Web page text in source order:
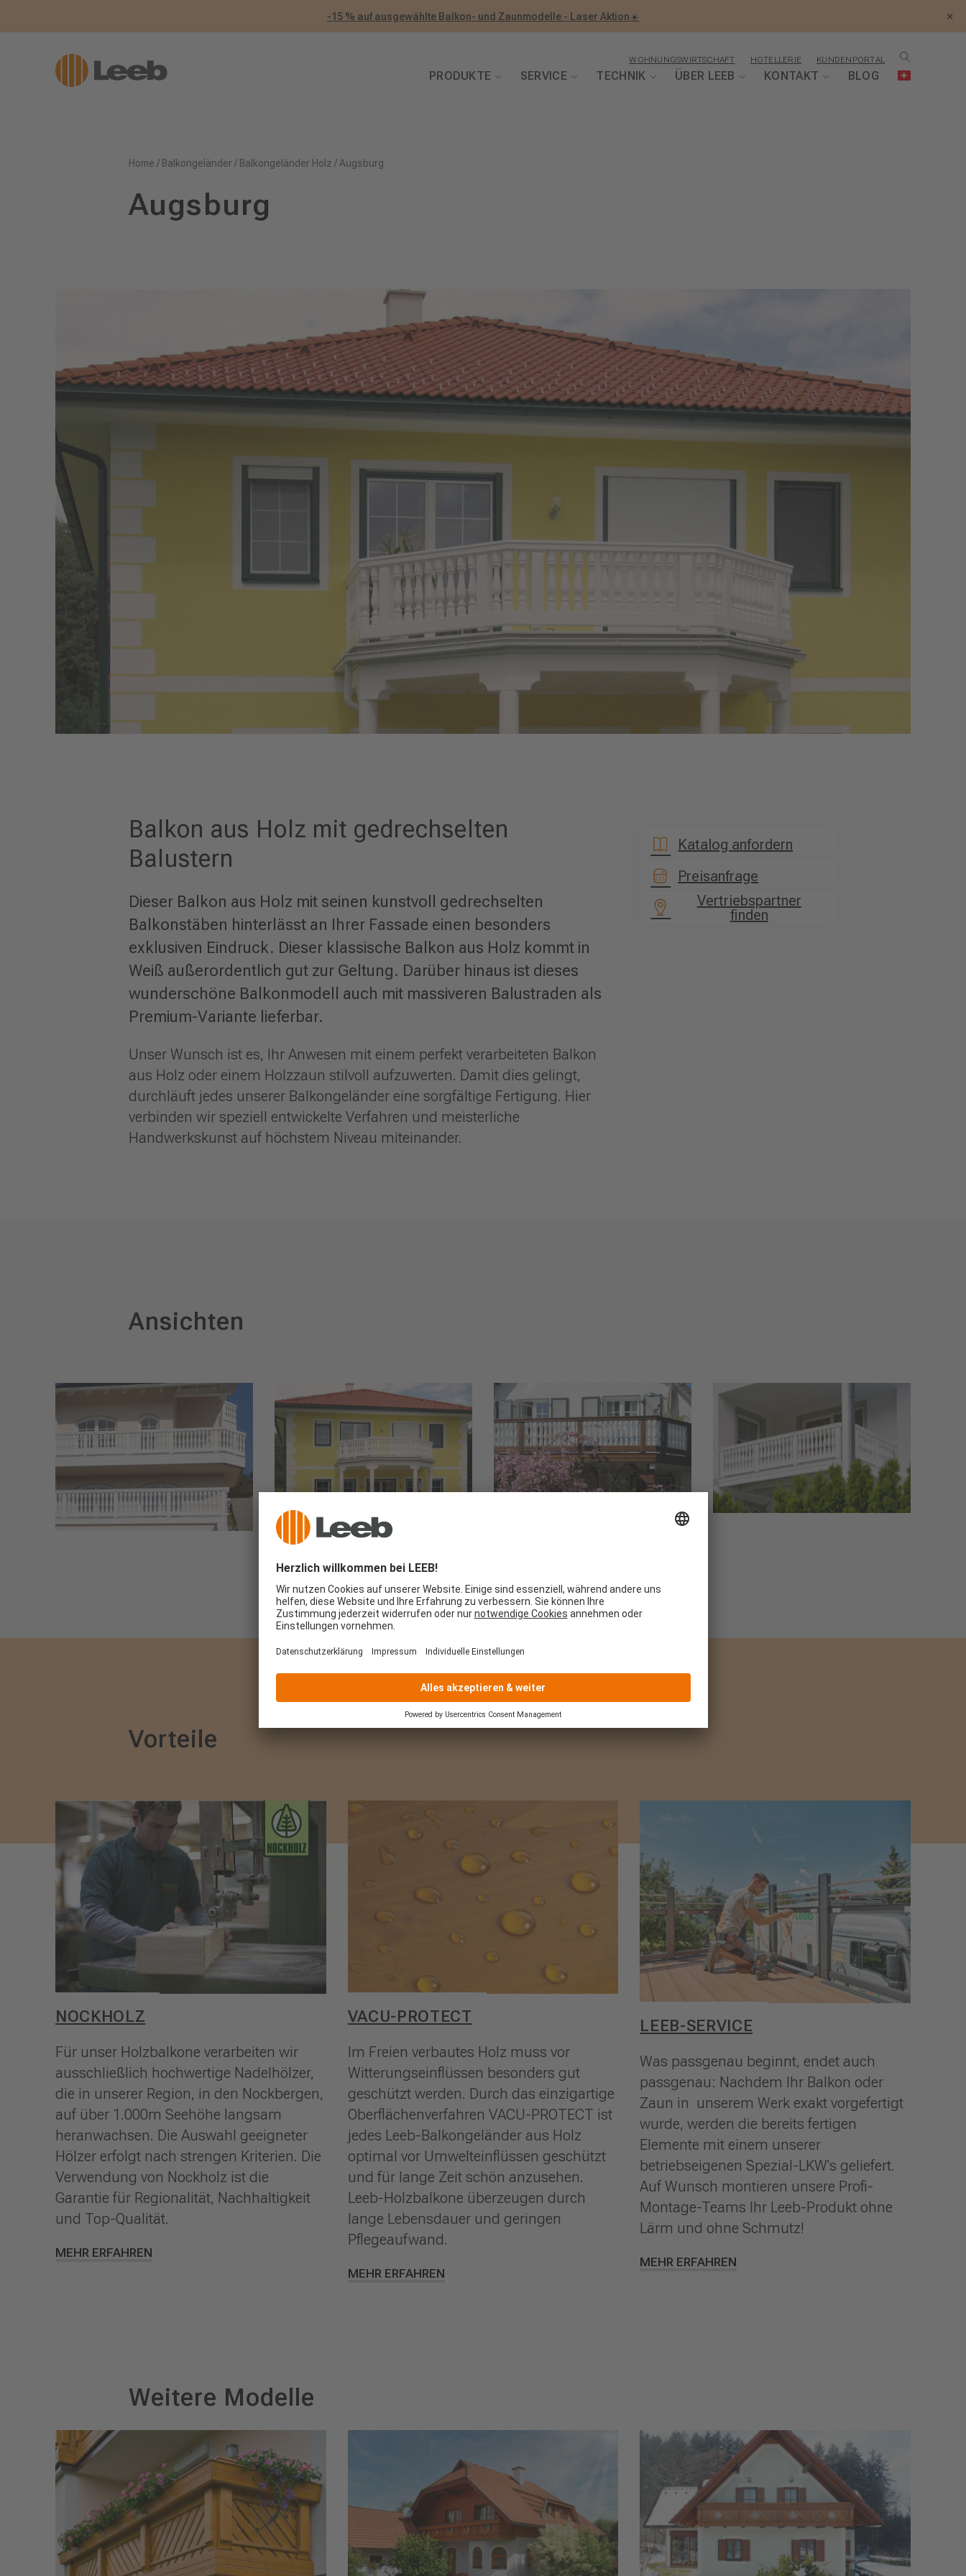
-15 % auf ausgewählte Balkon- und Zaunmodelle - Laser Aktion☀️ ×
WOHNUNGSWIRTSCHAFT HOTELLERIE KUNDENPORTAL
PRODUKTE SERVICE TECHNIK ÜBER LEEB KONTAKT BLOG
Home / Balkongeländer / Balkongeländer Holz / Augsburg
Augsburg
Balkon aus Holz mit gedrechselten
Balustern
Dieser Balkon aus Holz mit seinen kunstvoll gedrechselten
Balkonstäben hinterlässt an Ihrer Fassade einen besonders
exklusiven Eindruck. Dieser klassische Balkon aus Holz kommt in
Weiß außerordentlich gut zur Geltung. Darüber hinaus ist dieses
wunderschöne Balkonmodell auch mit massiveren Balustraden als
Premium-Variante lieferbar.
Unser Wunsch ist es, Ihr Anwesen mit einem perfekt verarbeiteten Balkon
aus Holz oder einem Holzzaun stilvoll aufzuwerten. Damit dies gelingt,
durchläuft jedes unserer Balkongeländer eine sorgfältige Fertigung. Hier
verbinden wir speziell entwickelte Verfahren und meisterliche
Handwerkskunst auf höchstem Niveau miteinander.
Katalog anfordern
Preisanfrage
Vertriebspartner
finden
Ansichten
Vorteile
NOCKHOLZ
Für unser Holzbalkone verarbeiten wir
ausschließlich hochwertige Nadelhölzer,
die in unserer Region, in den Nockbergen,
auf über 1.000m Seehöhe langsam
heranwachsen. Die Auswahl geeigneter
Hölzer erfolgt nach strengen Kriterien. Die
Verwendung von Nockholz ist die
Garantie für Regionalität, Nachhaltigkeit
und Top-Qualität.
MEHR ERFAHREN
VACU-PROTECT
Im Freien verbautes Holz muss vor
Witterungseinflüssen besonders gut
geschützt werden. Durch das einzigartige
Oberflächenverfahren VACU-PROTECT ist
jedes Leeb-Balkongeländer aus Holz
optimal vor Umwelteinflüssen geschützt
und für lange Zeit schön anzusehen.
Leeb-Holzbalkone überzeugen durch
lange Lebensdauer und geringen
Pflegeaufwand.
MEHR ERFAHREN
LEEB-SERVICE
Was passgenau beginnt, endet auch
passgenau: Nachdem Ihr Balkon oder
Zaun in unserem Werk exakt vorgefertigt
wurde, werden die bereits fertigen
Elemente mit einem unserer
betriebseigenen Spezial-LKW's geliefert.
Auf Wunsch montieren unsere Profi-
Montage-Teams Ihr Leeb-Produkt ohne
Lärm und ohne Schmutz!
MEHR ERFAHREN
Weitere Modelle